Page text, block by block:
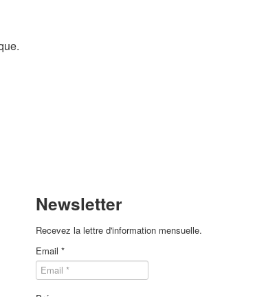
Newsletter
Recevez la lettre d'information mensuelle.
Email *